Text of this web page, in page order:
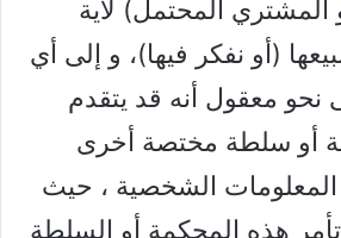
المحتمل) لأية
(أو نفكر فيها)، و إلى أي
معقول أنه قد يتقدم
أو سلطة مختصة أخرى
الشخصية ، حيث
هذه المحكمة أو السلطة